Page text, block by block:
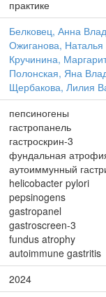
практике
Белковец, Анна
Ожиганова,
Кручинина,
Полонская, Яна
Щербакова, Лилия
пепсиногены
гастропанель
гастроскрин-3
фундальная
аутоиммунный
helicobacter pylori
pepsinogens
gastropanel
gastroscreen-3
fundus atrophy
autoimmune gastritis
2024